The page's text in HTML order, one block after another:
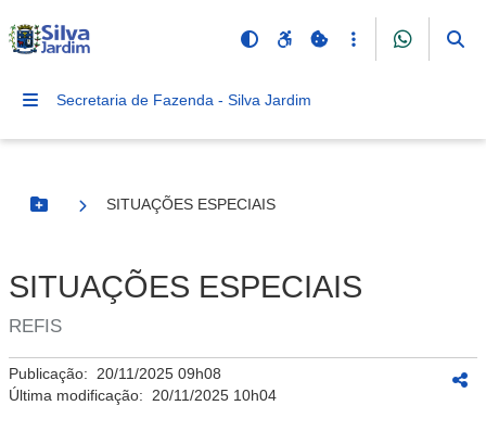
Secretaria de Fazenda - Silva Jardim
Botão Menu
SITUAÇÕES ESPECIAIS
SITUAÇÕES ESPECIAIS
REFIS
Publicação: 20/11/2025 09h08
Última modificação: 20/11/2025 10h04